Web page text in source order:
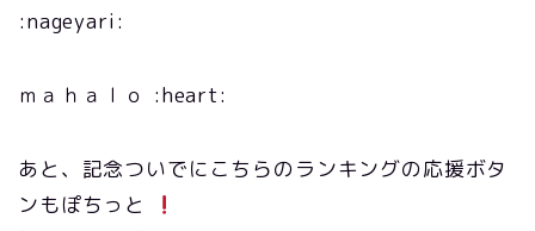
:nageyari:
ｍａｈａｌｏ :heart:
あと、記念ついでにこちらのランキングの応援ボタ
ンもぽちっと